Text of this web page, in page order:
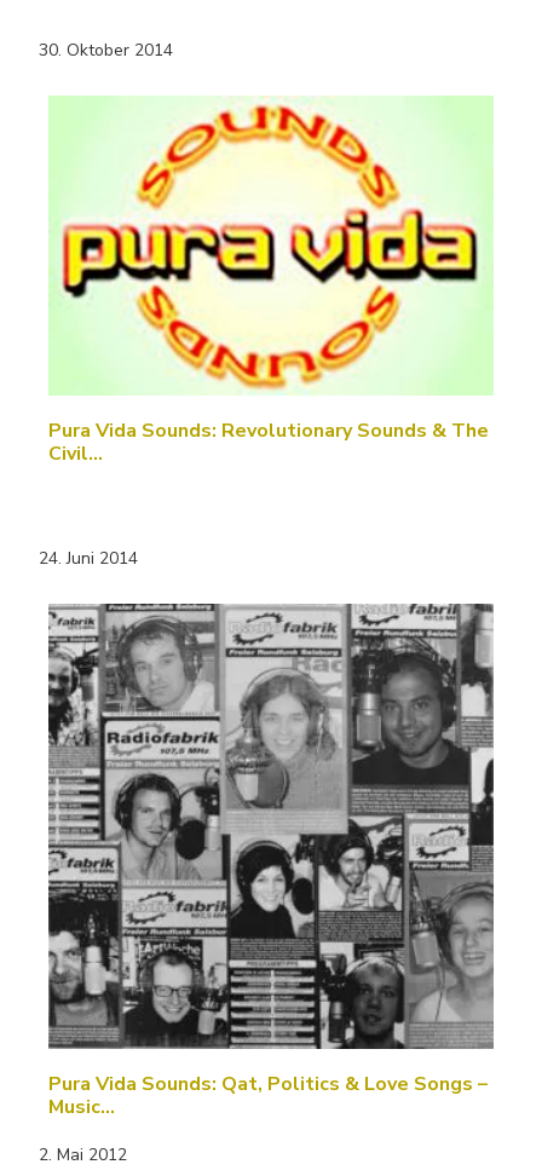
30. Oktober 2014
Pura Vida Sounds: Revolutionary Sounds & The
Civil…
24. Juni 2014
Pura Vida Sounds: Qat, Politics & Love Songs –
Music…
2. Mai 2012